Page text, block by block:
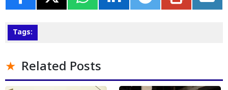
Tags:
Related Posts